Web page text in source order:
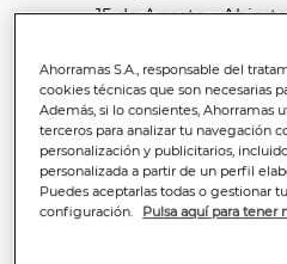
15 de Agosto - Abierto
Secciones
Alimentación
Carnicería
Pollería
Charcutería
Ahorramas S.A., responsable del
cookies técnicas que son necesarias
Además, si lo consientes, Ahorramas
terceros para analizar tu navegación
personalización y publicitarios,
personalizada a partir de un perfil
Puedes aceptarlas todas o gestionar
configuración.
Pulsa aquí para tener